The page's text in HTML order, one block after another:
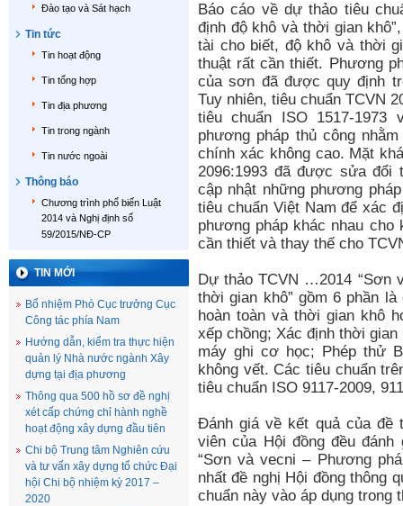
Đào tạo và Sát hạch
Tin tức
Tin hoạt động
Tin tổng hợp
Tin địa phương
Tin trong ngành
Tin nước ngoài
Thông báo
Chương trình phổ biến Luật
2014 và Nghị định số
59/2015/NĐ-CP
TIN MỚI
Bổ nhiệm Phó Cục trưởng Cục
Công tác phía Nam
Hướng dẫn, kiểm tra thực hiện
quản lý Nhà nước ngành Xây
dựng tại địa phương
Thông qua 500 hồ sơ đề nghị
xét cấp chứng chỉ hành nghề
hoạt động xây dựng đầu tiên
Chi bộ Trung tâm Nghiên cứu
và tư vấn xây dựng tổ chức Đại
hội Chi bộ nhiệm kỳ 2017 –
2020
Báo cáo về dự thảo tiêu
định độ khô và thời gian
tài cho biết, độ khô và thời
thuật rất cần thiết. Phương
của sơn đã được quy định
Tuy nhiên, tiêu chuẩn TCVN
tiêu chuẩn ISO 1517-
phương pháp thủ công
chính xác không cao. Mặt
2096:1993 đã được sửa đổi
cập nhật những phương
tiêu chuẩn Việt Nam để xác
phương pháp khác nhau
cần thiết và thay thế cho
Dự thảo TCVN …2014 “Sơn
thời gian khô” gồm 6 phần
hoàn toàn và thời gian khô
xếp chồng; Xác định thời
máy ghi cơ học; Phép thử
không vết. Các tiêu chuẩn
tiêu chuẩn ISO 9117-2009,
Đánh giá về kết quả của đề
viên của Hội đồng đều
“Sơn và vecni – Phương
nhất đề nghị Hội đồng thông
chuẩn này vào áp dụng trong